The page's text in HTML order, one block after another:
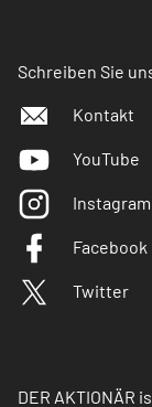
Schreiben Sie
Kontakt
YouTube
Instagram
Facebook
Twitter
DER AKTIONÄR